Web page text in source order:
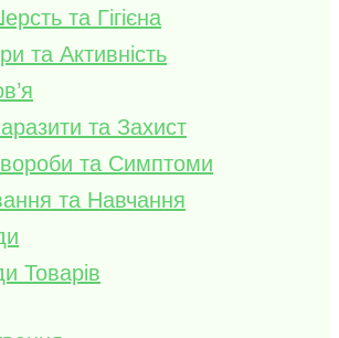
та Гігієна
та Активність
та Захист
та Симптоми
та Навчання
Товарів